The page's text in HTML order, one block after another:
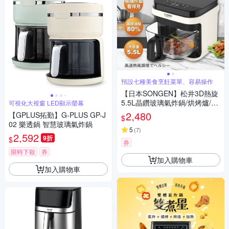
可視化大視窗 LED顯示螢幕
【GPLUS拓勤】G-PLUS GP-J
02 樂透鍋 智慧玻璃氣炸鍋
$2,592 9折
限時下殺 券
加入購物車
預設七種美食烹飪菜單、容易操作
【日本SONGEN】松井3D熱旋
5.5L晶鑽玻璃氣炸鍋/烘烤爐/氣
炸烤箱(SG-421GAF-W)
$2,480
5 (7)
券
加入購物車